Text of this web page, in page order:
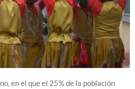
en el que el 25% de la población